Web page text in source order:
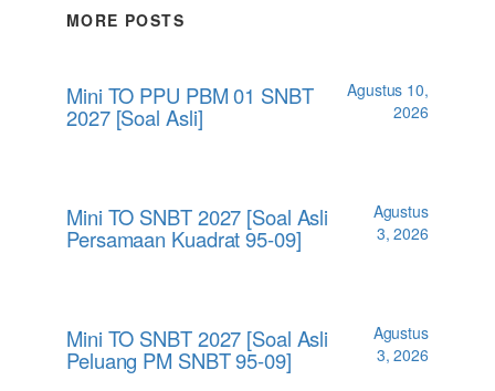
MORE POSTS
Mini TO PPU PBM 01 SNBT
2027 [Soal Asli]
Agustus 10,
2026
Mini TO SNBT 2027 [Soal Asli
Persamaan Kuadrat 95-09]
Agustus
3, 2026
Mini TO SNBT 2027 [Soal Asli
Peluang PM SNBT 95-09]
Agustus
3, 2026